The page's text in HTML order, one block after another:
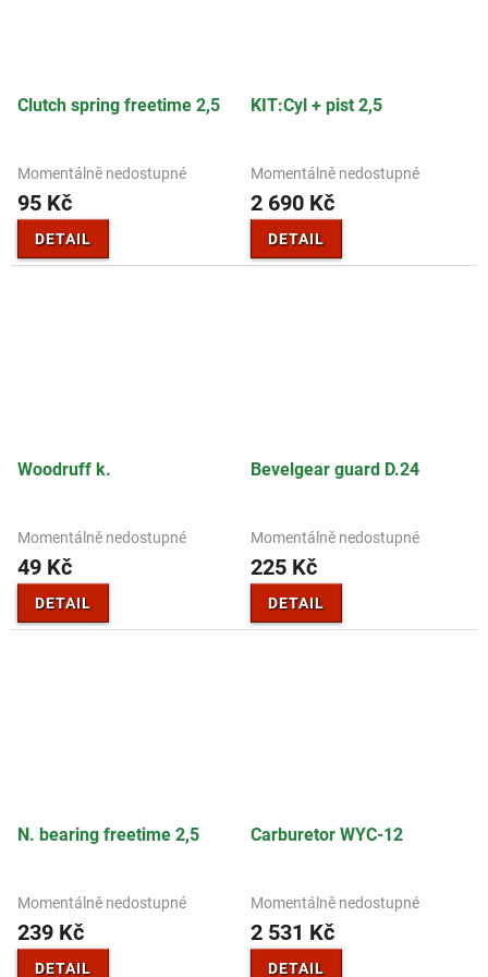
Clutch spring freetime 2,5
Momentálně nedostupné
95 Kč
DETAIL
KIT:Cyl + pist 2,5
Momentálně nedostupné
2 690 Kč
DETAIL
Woodruff k.
Momentálně nedostupné
49 Kč
DETAIL
Bevelgear guard D.24
Momentálně nedostupné
225 Kč
DETAIL
N. bearing freetime 2,5
Momentálně nedostupné
239 Kč
DETAIL
Carburetor WYC-12
Momentálně nedostupné
2 531 Kč
DETAIL